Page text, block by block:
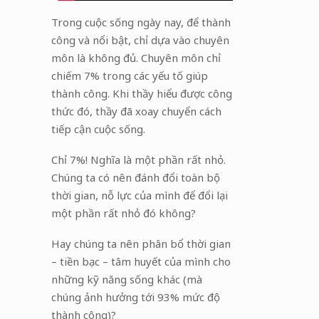
Trong cuộc sống ngày nay, để thành
công và nổi bật, chỉ dựa vào chuyên
môn là không đủ. Chuyên môn chỉ
chiếm 7% trong các yếu tố giúp
thành công. Khi thầy hiểu được công
thức đó, thầy đã xoay chuyển cách
tiếp cận cuộc sống.
Chỉ 7%! Nghĩa là một phần rất nhỏ.
Chúng ta có nên đánh đổi toàn bộ
thời gian, nỗ lực của mình để đổi lại
một phần rất nhỏ đó không?
Hay chúng ta nên phân bổ thời gian
– tiền bạc – tâm huyết của mình cho
những kỹ năng sống khác (mà
chúng ảnh hưởng tới 93% mức độ
thành công)?